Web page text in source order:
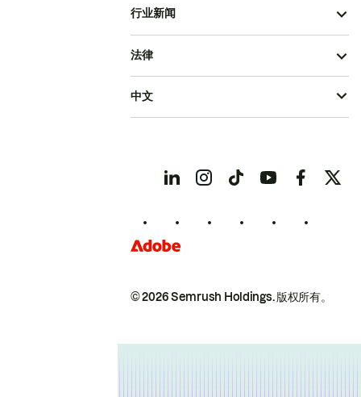
行业新闻
© 2026 Semrush Holdings.版权所有。
法律
中文